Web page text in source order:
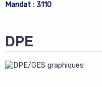
Mandat : 3110
DPE